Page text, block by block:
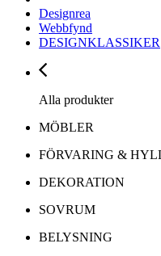
Designrea
Webbfynd
DESIGNKLASSIKER
Alla produkter
MÖBLER
FÖRVARING &
DEKORATION
SOVRUM
BELYSNING